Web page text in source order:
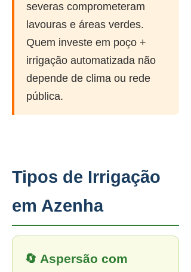
severas comprometeram
lavouras e áreas verdes.
Quem investe em poço +
irrigação automatizada não
depende de clima ou rede
pública.
Tipos de Irrigação
em Azenha
🔄 Aspersão com